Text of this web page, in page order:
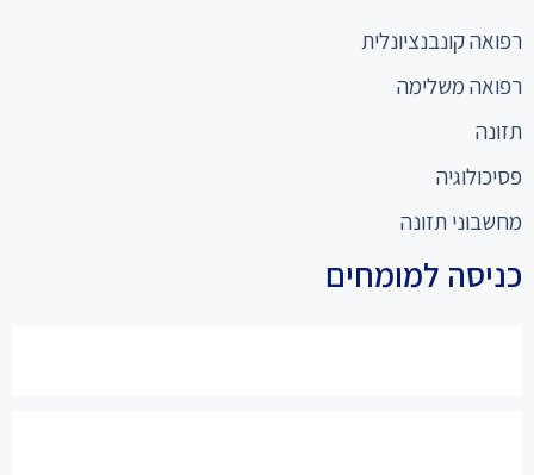
רפואה קונבנציונלית
רפואה משלימה
תזונה
פסיכולוגיה
מחשבוני תזונה
כניסה למומחים